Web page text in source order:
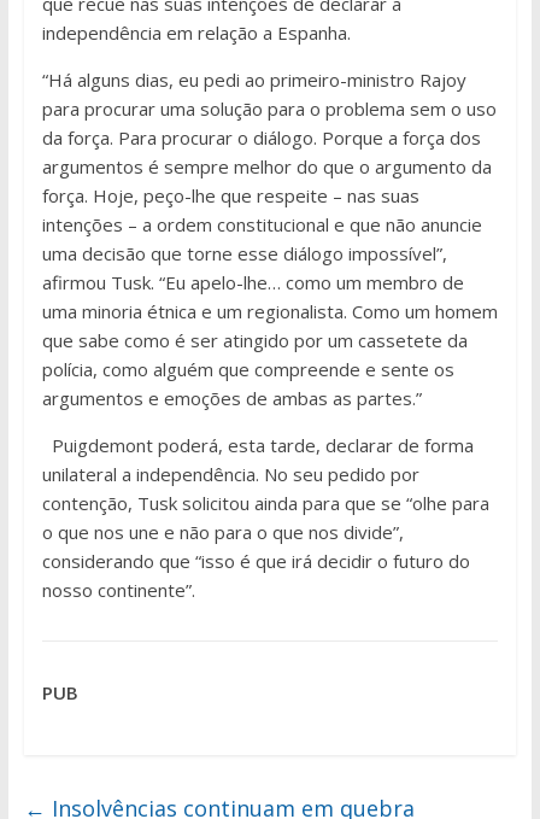
independência em relação a Espanha.
“Há alguns dias, eu pedi ao primeiro-ministro Rajoy
para procurar uma solução para o problema sem o uso
da força. Para procurar o diálogo. Porque a força dos
argumentos é sempre melhor do que o argumento da
força. Hoje, peço-lhe que respeite – nas suas
intenções – a ordem constitucional e que não anuncie
uma decisão que torne esse diálogo impossível”,
afirmou Tusk. “Eu apelo-lhe… como um membro de
uma minoria étnica e um regionalista. Como um homem
que sabe como é ser atingido por um cassetete da
polícia, como alguém que compreende e sente os
argumentos e emoções de ambas as partes.”
Puigdemont poderá, esta tarde, declarar de forma
unilateral a independência. No seu pedido por
contenção, Tusk solicitou ainda para que se “olhe para
o que nos une e não para o que nos divide”,
considerando que “isso é que irá decidir o futuro do
nosso continente”.
PUB
← Insolvências continuam em quebra